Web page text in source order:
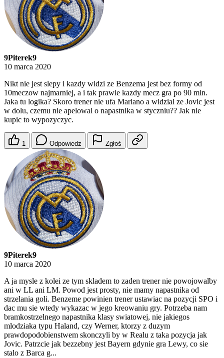
9Piterek9
10 marca 2020
Nikt nie jest slepy i kazdy widzi ze Benzema jest bez formy od
10meczow najmarniej, a i tak prawie kazdy mecz gra po 90 min.
Jaka tu logika? Skoro trener nie ufa Mariano a widzial ze Jovic jest
w dolu, czemu nie apelowal o napastnika w styczniu?? Jak nie
kupic to wypozyczyc.
1 Odpowiedz Zgłoś
9Piterek9
10 marca 2020
A ja mysle z kolei ze tym skladem to zaden trener nie powojowalby
ani w LL ani LM. Powod jest prosty, nie mamy napastnika od
strzelania goli. Benzeme powinien trener ustawiac na pozycji SPO i
dac mu sie wtedy wykazac w jego kreowaniu gry. Potrzeba nam
bramkostrzelnego napastnika klasy swiatowej, nie jakiegos
mlodziaka typu Haland, czy Werner, ktorzy z duzym
prawdopodobienstwem skonczyli by w Realu z taka pozycja jak
Jovic. Patrzcie jak bezzebny jest Bayern gdynie gra Lewy, co sie
stalo z Barca g...